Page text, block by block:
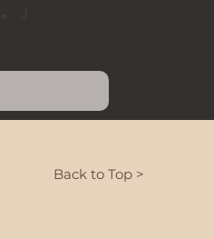
」
Back to Top >